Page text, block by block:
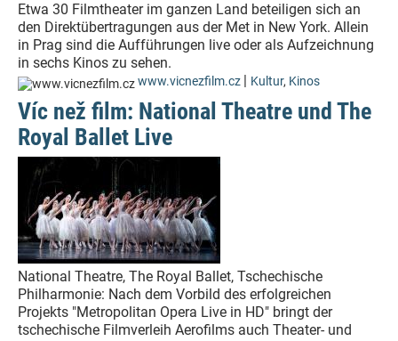
Etwa 30 Filmtheater im ganzen Land beteiligen sich an
den Direktübertragungen aus der Met in New York. Allein
in Prag sind die Aufführungen live oder als Aufzeichnung
in sechs Kinos zu sehen.
www.vicnezfilm.cz | Kultur, Kinos
Víc než film: National Theatre und The
Royal Ballet Live
National Theatre, The Royal Ballet, Tschechische
Philharmonie: Nach dem Vorbild des erfolgreichen
Projekts "Metropolitan Opera Live in HD" bringt der
tschechische Filmverleih Aerofilms auch Theater- und